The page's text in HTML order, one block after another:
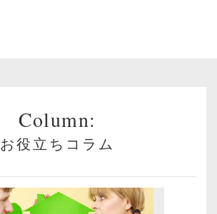
Column:
お役立ちコラム